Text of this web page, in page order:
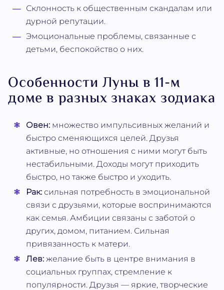
Склонность к общественным скандалам или
дурной репутации.
Эмоциональные проблемы, связанные с
детьми, беспокойство о них.
Особенности Луны в 11-м
доме в разных знаках зодиака
Овен: множество импульсивных желаний и
быстро сменяющихся целей. Друзья
активные, но отношения с ними могут быть
нестабильными. Доходы могут приходить
быстро, но также быстро и уходить.
Рак: сильная потребность в эмоциональной
связи с друзьями, которые воспринимаются
как семья. Амбиции связаны с заботой о
других, домом, питанием. Сильная
привязанность к матери.
Лев: желание быть в центре внимания в
социальных группах, стремление к
популярности. Друзья — яркие, творческие